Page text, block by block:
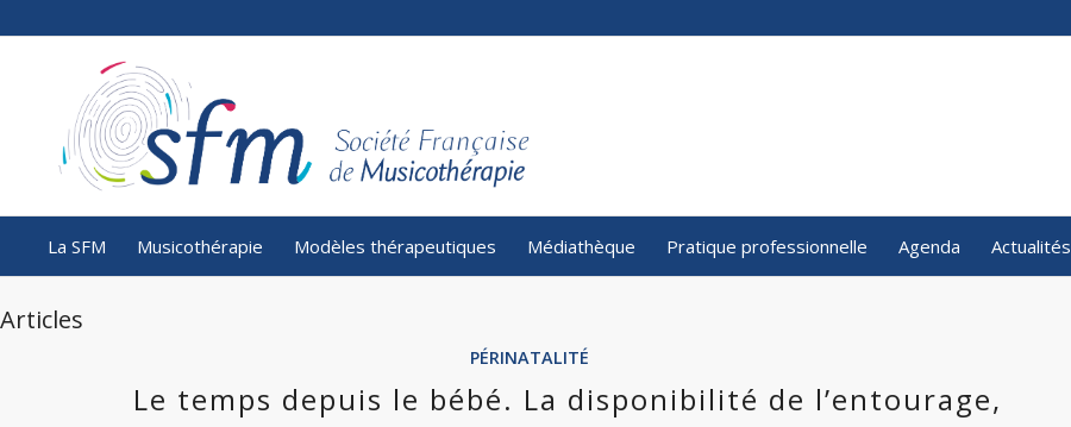
La SFM Musicothérapie Modèles thérapeutiques Médiathèque Pratique professionnelle Agenda Actualités
Articles
PÉRINATALITÉ
Le temps depuis le bébé. La disponibilité de l’entourage,